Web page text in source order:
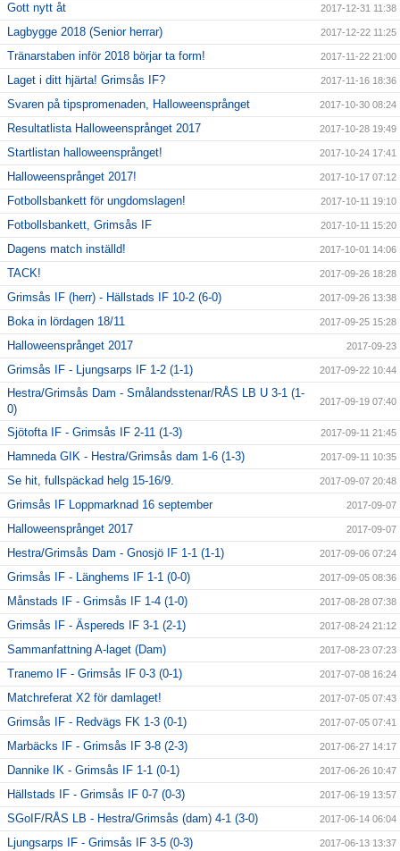
Gott nytt åt 2017-12-31 11:38
Lagbygge 2018 (Senior herrar) 2017-12-22 11:25
Tränarstaben inför 2018 börjar ta form! 2017-11-22 21:00
Laget i ditt hjärta! Grimsås IF? 2017-11-16 18:36
Svaren på tipspromenaden, Halloweensprånget 2017-10-30 08:24
Resultatlista Halloweensprånget 2017 2017-10-28 19:49
Startlistan halloweensprånget! 2017-10-24 17:41
Halloweensprånget 2017! 2017-10-17 07:12
Fotbollsbankett för ungdomslagen! 2017-10-11 19:10
Fotbollsbankett, Grimsås IF 2017-10-11 15:20
Dagens match inställd! 2017-10-01 14:06
TACK! 2017-09-26 18:28
Grimsås IF (herr) - Hällstads IF 10-2 (6-0) 2017-09-26 13:38
Boka in lördagen 18/11 2017-09-25 15:28
Halloweensprånget 2017 2017-09-23
Grimsås IF - Ljungsarps IF 1-2 (1-1) 2017-09-22 10:44
Hestra/Grimsås Dam - Smålandsstenar/RÅS LB U 3-1 (1-
0)
2017-09-19 07:40
Sjötofta IF - Grimsås IF 2-11 (1-3) 2017-09-11 21:45
Hamneda GIK - Hestra/Grimsås dam 1-6 (1-3) 2017-09-11 10:35
Se hit, fullspäckad helg 15-16/9. 2017-09-07 20:48
Grimsås IF Loppmarknad 16 september 2017-09-07
Halloweensprånget 2017 2017-09-07
Hestra/Grimsås Dam - Gnosjö IF 1-1 (1-1) 2017-09-06 07:24
Grimsås IF - Länghems IF 1-1 (0-0) 2017-09-05 08:36
Månstads IF - Grimsås IF 1-4 (1-0) 2017-08-28 07:38
Grimsås IF - Äspereds IF 3-1 (2-1) 2017-08-24 21:12
Sammanfattning A-laget (Dam) 2017-08-23 07:23
Tranemo IF - Grimsås IF 0-3 (0-1) 2017-07-08 16:24
Matchreferat X2 för damlaget! 2017-07-05 07:43
Grimsås IF - Redvägs FK 1-3 (0-1) 2017-07-05 07:41
Marbäcks IF - Grimsås IF 3-8 (2-3) 2017-06-27 14:17
Dannike IK - Grimsås IF 1-1 (0-1) 2017-06-26 10:47
Hällstads IF - Grimsås IF 0-7 (0-3) 2017-06-19 13:57
SGoIF/RÅS LB - Hestra/Grimsås (dam) 4-1 (3-0) 2017-06-14 06:04
Ljungsarps IF - Grimsås IF 3-5 (0-3) 2017-06-13 13:37